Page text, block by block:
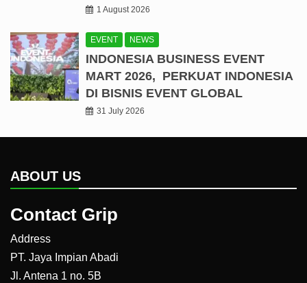
1 August 2026
EVENT NEWS
INDONESIA BUSINESS EVENT
MART 2026, PERKUAT INDONESIA
DI BISNIS EVENT GLOBAL
31 July 2026
ABOUT US
Contact Grip
Address
PT. Jaya Impian Abadi
Jl. Antena 1 no. 5B